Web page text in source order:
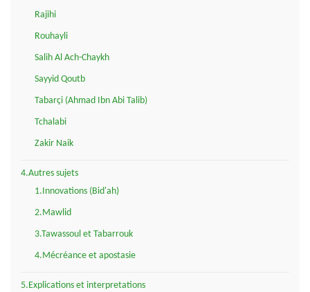
Rajihi
Rouhayli
Salih Al Ach-Chaykh
Sayyid Qoutb
Tabarçi (Ahmad Ibn Abi Talib)
Tchalabi
Zakir Naik
4.Autres sujets
1.Innovations (Bid'ah)
2.Mawlid
3.Tawassoul et Tabarrouk
4.Mécréance et apostasie
5.Explications et interpretations